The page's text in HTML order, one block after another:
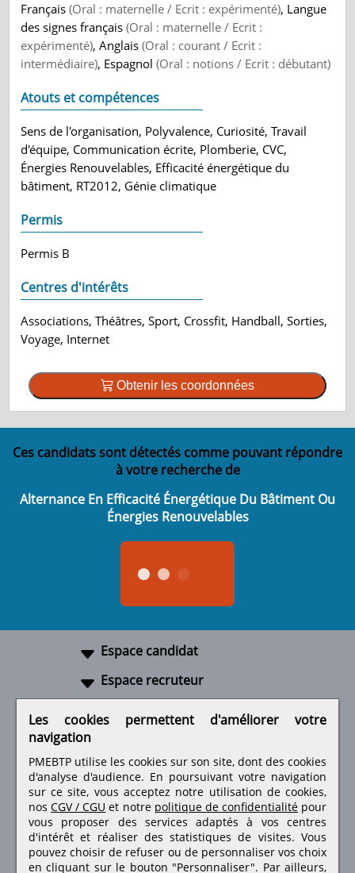
Français(Oral : maternelle / Ecrit : expérimenté), Langue
des signes français(Oral : maternelle / Ecrit :
expérimenté), Anglais(Oral : courant / Ecrit :
intermédiaire), Espagnol(Oral : notions / Ecrit : débutant)
Atouts et compétences
Sens de l'organisation, Polyvalence, Curiosité, Travail
d'équipe, Communication écrite, Plomberie, CVC,
Énergies Renouvelables, Efficacité énergétique du
bâtiment, RT2012, Génie climatique
Permis
Permis B
Centres d'intérêts
Associations, Théâtres, Sport, Crossfit, Handball, Sorties,
Voyage, Internet
Obtenir les coordonnées
Ces candidats sont détectés comme pouvant répondre
à votre recherche de
Alternance En Efficacité Énergétique Du Bâtiment Ou
Énergies Renouvelables
Espace candidat
Espace recruteur
Retrouvez-nous sur les réseaux sociaux
Les cookies permettent d'améliorer votre
navigation
PMEBTP utilise les cookies sur son site, dont des cookies
d'analyse d'audience. En poursuivant votre navigation
sur ce site, vous acceptez notre utilisation de cookies,
nos CGV / CGU et notre politique de confidentialité pour
vous proposer des services adaptés à vos centres
d'intérêt et réaliser des statistiques de visites.Vous
pouvez choisir de refuser ou de personnaliser vos choix
en cliquant sur le bouton "Personnaliser". Par ailleurs,